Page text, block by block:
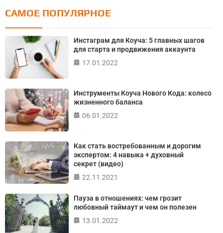
Тест: Как я контролирую свою жизнь?
Онлайн тест на основе шкалы локуса контроля
Джулиана Роттера
САМОЕ ПОПУЛЯРНОЕ
Инстаграм для Коуча: 5 главных шагов
для старта и продвижения аккаунта
17.01.2022
Инструменты Коуча Нового Кода: колесо
жизненного баланса
06.01.2022
Как стать востребованным и дорогим
экспертом: 4 навыка + духовный
секрет (видео)
22.11.2021
Пауза в отношениях: чем грозит
любовный таймаут и чем он полезен
13.01.2022